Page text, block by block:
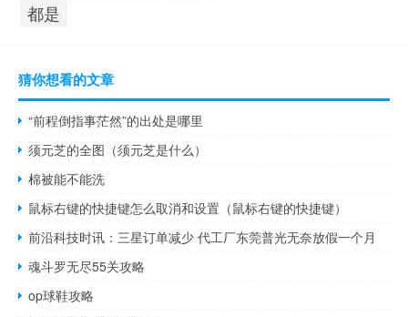
都是
猜你想看的文章
“前程倒指事茫然”的出处是哪里
须元芝的全图（须元芝是什么）
棉被能不能洗
鼠标右键的快捷键怎么取消和设置（鼠标右键的快捷键）
前沿科技时讯：三星订单减少 代工厂东莞普光无奈放假一个月
魂斗罗无尽55关攻略
op球鞋攻略